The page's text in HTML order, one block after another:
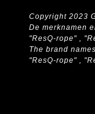
Copyright 2023
De merknamen
"ResQ-rope" ,
The brand
"ResQ-rope" ,